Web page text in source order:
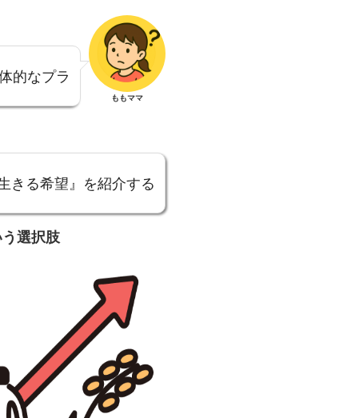
的なプラ
ももママ
きる希望』を紹介する
選択肢